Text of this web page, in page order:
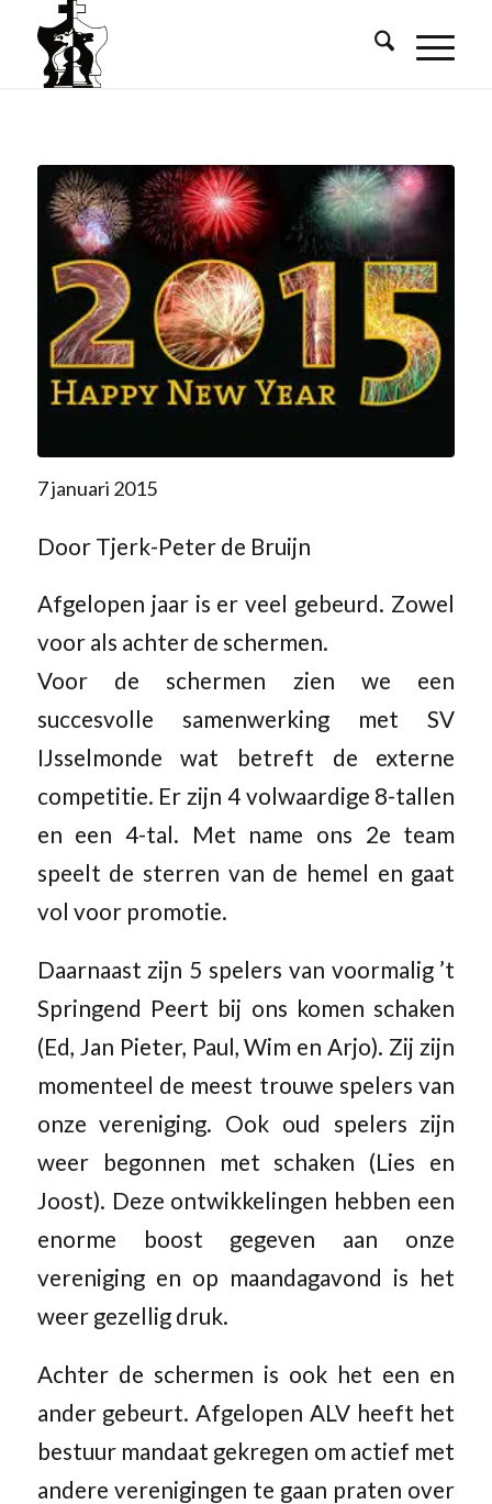
7 januari 2015
Door Tjerk-Peter de Bruijn
Afgelopen jaar is er veel gebeurd. Zowel
voor als achter de schermen.
Voor de schermen zien we een
succesvolle samenwerking met SV
IJsselmonde wat betreft de externe
competitie. Er zijn 4 volwaardige 8-tallen
en een 4-tal. Met name ons 2e team
speelt de sterren van de hemel en gaat
vol voor promotie.
Daarnaast zijn 5 spelers van voormalig ’t
Springend Peert bij ons komen schaken
(Ed, Jan Pieter, Paul, Wim en Arjo). Zij zijn
momenteel de meest trouwe spelers van
onze vereniging. Ook oud spelers zijn
weer begonnen met schaken (Lies en
Joost). Deze ontwikkelingen hebben een
enorme boost gegeven aan onze
vereniging en op maandagavond is het
weer gezellig druk.
Achter de schermen is ook het een en
ander gebeurt. Afgelopen ALV heeft het
bestuur mandaat gekregen om actief met
andere verenigingen te gaan praten over